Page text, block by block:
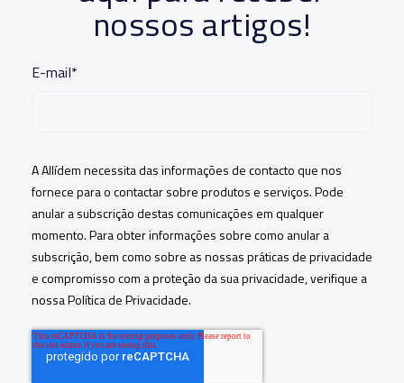
nossos artigos!
E-mail*
A Allídem necessita das informações de contacto que nos
fornece para o contactar sobre produtos e serviços. Pode
anular a subscrição destas comunicações em qualquer
momento. Para obter informações sobre como anular a
subscrição, bem como sobre as nossas práticas de privacidade
e compromisso com a proteção da sua privacidade, verifique a
nossa Política de Privacidade.